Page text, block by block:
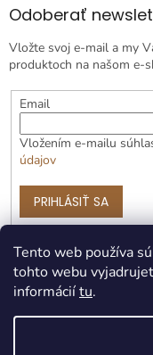
Tento web používa
tohto webu
informáciítu.
Odoberať
Vložte svoj e-mail a my
produktoch na našom e-
Email
Vložením e-mailu
údajov
PRIHLÁSIŤ SA